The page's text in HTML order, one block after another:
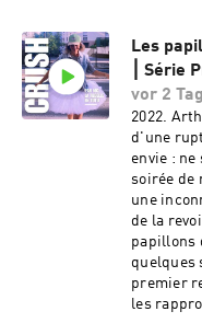
t’offrent des clés, des
d’imaginer tes relations
Ces deux formats se
te reconnaître et trouver
inspirantes pour
Que tu sois célibataire,
Crush est là pour
Je suis Marie-Charlotte
fascinée par les
nourrie aux séries et
pacsée à mon crush
Les
⎮ Série
vor 2
2022.
d'une
envie :
soirée de
une
de la
papillons
quelques
premier
les